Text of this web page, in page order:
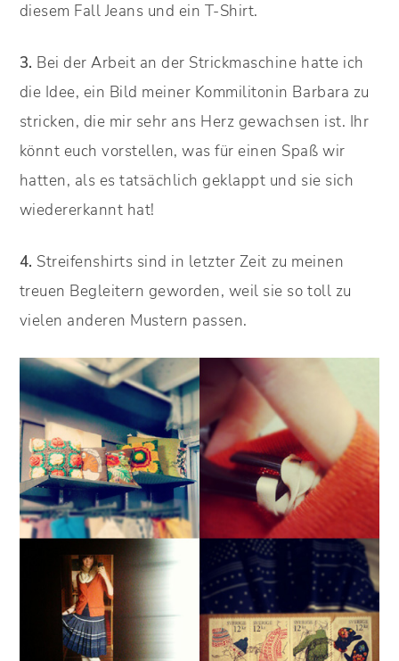
diesem Fall Jeans und ein T-Shirt.
3. Bei der Arbeit an der Strickmaschine hatte ich
die Idee, ein Bild meiner Kommilitonin Barbara zu
stricken, die mir sehr ans Herz gewachsen ist. Ihr
könnt euch vorstellen, was für einen Spaß wir
hatten, als es tatsächlich geklappt und sie sich
wiedererkannt hat!
4. Streifenshirts sind in letzter Zeit zu meinen
treuen Begleitern geworden, weil sie so toll zu
vielen anderen Mustern passen.